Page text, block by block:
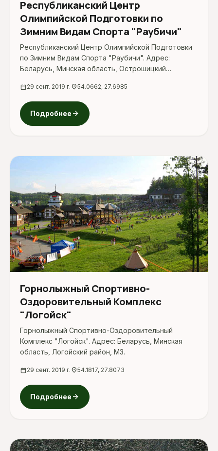
Республиканский Центр
Олимпийской Подготовки по
Зимним Видам Спорта "Раубичи"
Республиканский Центр Олимпийской Подготовки
по Зимним Видам Спорта "Раубичи". Адрес:
Беларусь, Минская область, Острошицкий
calendar_today 29 сент. 2019 г. location_on54.0662, 27.6985
Подробнее arrow_forward
Горнолыжный Спортивно-
Оздоровительный Комплекс
"Логойск"
Горнолыжный Спортивно-Оздоровительный
Комплекс "Логойск". Адрес: Беларусь, Минская
область, Логойский район, M3.
calendar_today 29 сент. 2019 г. location_on54.1817, 27.8073
Подробнее arrow_forward